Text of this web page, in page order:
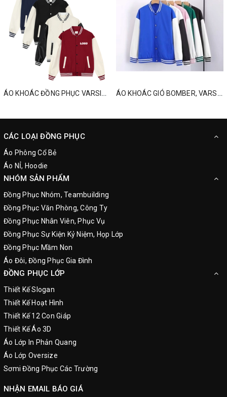
ÁO KHOÁC ĐỒNG PHỤC VARSITY, ĐỒNG PHỤC MÙA ĐÔNG THEO YÊU CẦU ÁO KHOÁC GIÓ BOMBER, VARSITY, ĐỒNG PHỤC MÙA ĐÔNG
CÁC LOẠI ĐỒNG PHỤC
Áo Phông Cổ Bẻ
Áo NỈ, Hoodie
NHÓM SẢN PHẨM
Đồng Phục Nhóm, Teambuilding
Đồng Phục Văn Phòng, Công Ty
Đồng Phục Nhân Viên, Phục Vụ
Đồng Phục Sự Kiện Kỷ Niệm, Họp Lớp
Đồng Phục Mầm Non
Áo Đôi, Đồng Phục Gia Đình
ĐỒNG PHỤC LỚP
Thiết Kế Slogan
Thiết Kế Hoạt Hình
Thiết Kế 12 Con Giáp
Thiết Kế Áo 3D
Áo Lớp In Phản Quang
Áo Lớp Oversize
Sơmi Đồng Phục Các Trường
NHẬN EMAIL BÁO GIÁ